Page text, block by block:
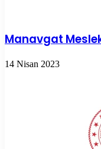
Manavgat
14 Nisan 2023